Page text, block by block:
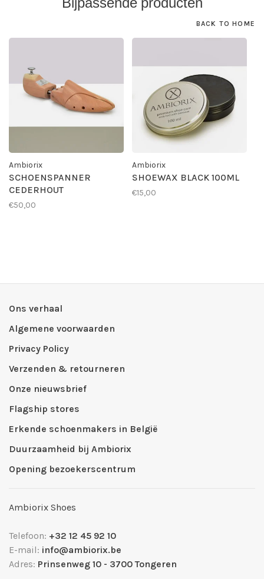
BACK TO HOME
Ambiorix
SCHOENSPANNER
CEDERHOUT
€50,00
Ambiorix
SHOEWAX BLACK 100ML
€15,00
Ons verhaal
Algemene voorwaarden
Privacy Policy
Verzenden & retourneren
Onze nieuwsbrief
Flagship stores
Erkende schoenmakers in België
Duurzaamheid bij Ambiorix
Opening bezoekerscentrum
Ambiorix Shoes
Telefoon: +32 12 45 92 10
E-mail: info@ambiorix.be
Adres: Prinsenweg 10 - 3700 Tongeren